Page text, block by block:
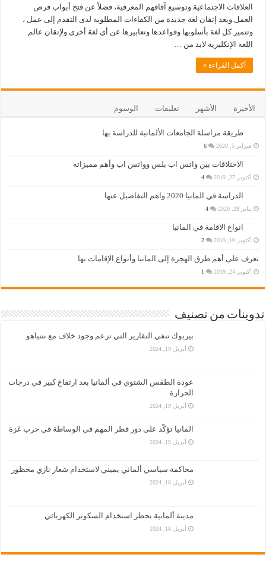
العلاقات الاجتماعية وتوسيع آفاقهم المعرفية، فضلاً عن فتح أبواب فرص
العمل.ويعد إتقان لغة جديدة من الكفاءات المطلوبة لدى التقدم إلى عمل ،
وتتميز كل لغة بأسلوبها وقواعدها وتعابيرها عن أي لغة أخرى ولإتقان عالم
اللغة الإنكليزية لابد من …
أكمل القراءة »
الأخيرة الأشهر تعليقات الوسوم
طريقة مراسلة الجامعات الألمانية للدراسة بها
فبراير 5, 2020 6
الاختلافات بين واتس اب بلس وواتس اب وأهم مميزاته
أكتوبر 27, 2019 4
الدراسة في المانيا 2020 واهم التفاصيل عنها
يناير 28, 2020 4
انواع الاقامة في المانيا
أكتوبر 10, 2019 2
تعرف على أهم طرق الهجرة إلى المانيا وأنواع الإقامات بها
أكتوبر 24, 2019 1
تدوينات من تصنيف
بيربوك تنفي التقارير التي تزعم وجود خلاف مع نتنياهو
أبريل 19, 2024
عودة الطقس الشتوي في ألمانيا بعد ارتفاع كبير في درجات
الحرارة
أبريل 19, 2024
المانيا تؤكّد على دور قطر المهم في الوساطة في حرب غزة
أبريل 19, 2024
محاكمة سياسي ألماني يميني لاستخدام شعار نازي محظور
أبريل 18, 2024
مدينة ألمانية تحظر استخدام السكوتر الكهربائي
أبريل 18, 2024